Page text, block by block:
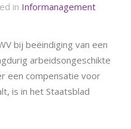
in Informanagement
bij beëindiging van een
arbeidsongeschikte
een compensatie voor
is in het Staatsblad